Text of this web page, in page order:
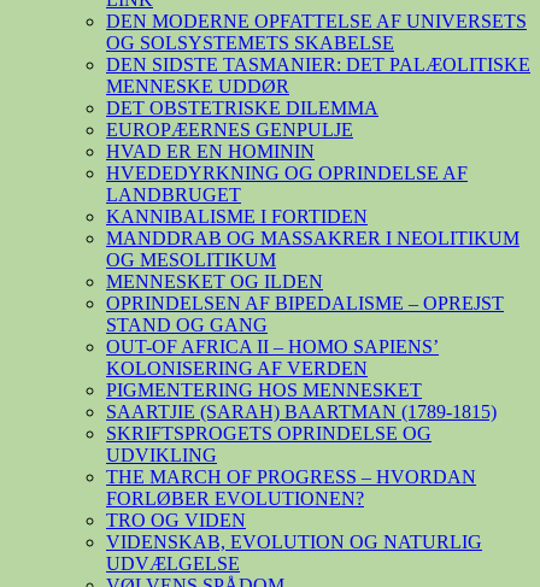
DEN MODERNE OPFATTELSE AF UNIVERSETS
OG SOLSYSTEMETS SKABELSE
DEN SIDSTE TASMANIER: DET PALÆOLITISKE
MENNESKE UDDØR
DET OBSTETRISKE DILEMMA
EUROPÆERNES GENPULJE
HVAD ER EN HOMININ
HVEDEDYRKNING OG OPRINDELSE AF
LANDBRUGET
KANNIBALISME I FORTIDEN
MANDDRAB OG MASSAKRER I NEOLITIKUM
OG MESOLITIKUM
MENNESKET OG ILDEN
OPRINDELSEN AF BIPEDALISME – OPREJST
STAND OG GANG
OUT-OF AFRICA II – HOMO SAPIENS’
KOLONISERING AF VERDEN
PIGMENTERING HOS MENNESKET
SAARTJIE (SARAH) BAARTMAN (1789-1815)
SKRIFTSPROGETS OPRINDELSE OG
UDVIKLING
THE MARCH OF PROGRESS – HVORDAN
FORLØBER EVOLUTIONEN?
TRO OG VIDEN
VIDENSKAB, EVOLUTION OG NATURLIG
UDVÆLGELSE